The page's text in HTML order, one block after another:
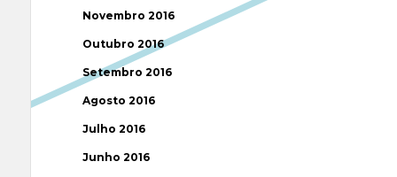
Novembro 2016
Outubro 2016
Setembro 2016
Agosto 2016
Julho 2016
Junho 2016